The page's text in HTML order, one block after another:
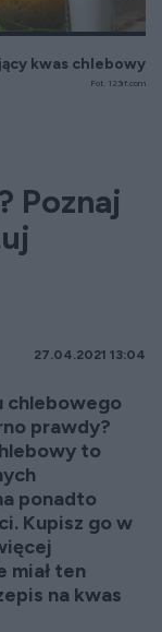
kwas chlebowy
Fot. 123rf.com
Poznaj
27.04.2021 13:04
chlebowego
prawdy?
to
ponadto
Kupisz go w
miał ten
na kwas